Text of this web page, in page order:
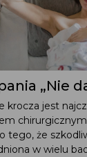
„Nie
krocza jest
tego, że
w wielu